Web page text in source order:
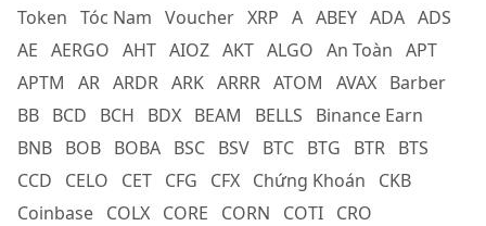
Token Tóc Nam Voucher XRP A ABEY ADA ADS
AE AERGO AHT AIOZ AKT ALGO An Toàn APT
APTM
AR ARDR ARK ARRR ATOM AVAX Barber
BB BCD BCH BDX BEAM BELLS
Binance Earn
BNB BOB BOBA BSC BSV BTC BTG BTR BTS
CCD
CELO CET CFG CFX Chứng Khoán
CKB
Coinbase COLX CORE CORN COTI CRO